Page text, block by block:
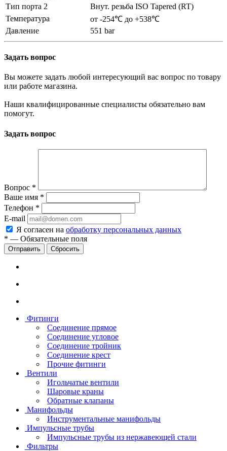
Тип порта 2
Внут. резьба ISO Tapered (RT)
Температура
от -254℃ до +538℃
Давление
551 bar
Задать вопрос
Вы можете задать любой интересующий вас вопрос по товару
или работе магазина.
Наши квалифицированные специалисты обязательно вам
помогут.
Задать вопрос
Вопрос *
Ваше имя *
Телефон *
E-mail
Я согласен на обработку персональных данных
* — Обязательные поля
Сбросить
Фитинги
Соединение прямое
Соединение угловое
Соединение тройник
Соединение крест
Прочие фитинги
Вентили
Игольчатые вентили
Шаровые краны
Обратные клапаны
Манифольды
Инструментальные манифольды
Импульсные трубы
Импульсные трубы из нержавеющей стали
Фильтры